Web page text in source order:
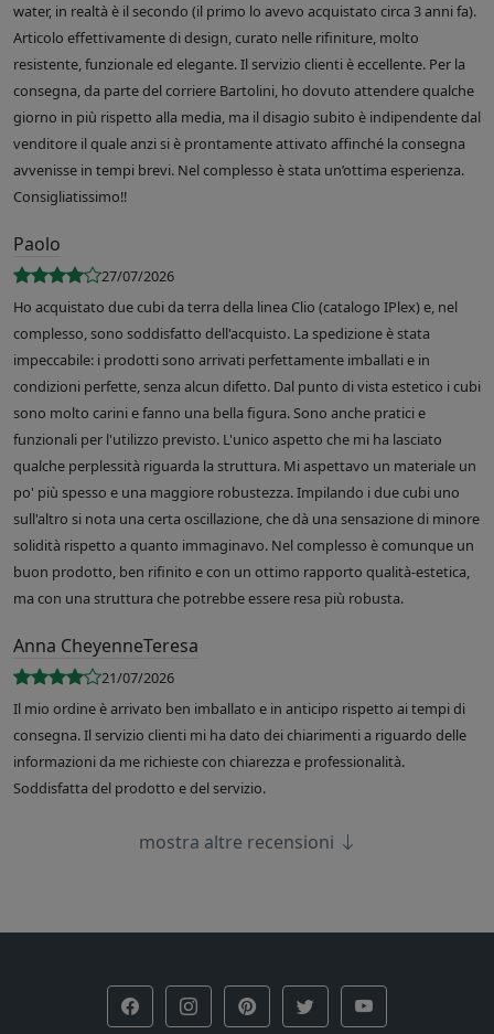
water, in realtà è il secondo (il primo lo avevo acquistato circa 3 anni fa).
Articolo effettivamente di design, curato nelle rifiniture, molto
resistente, funzionale ed elegante. Il servizio clienti è eccellente. Per la
consegna, da parte del corriere Bartolini, ho dovuto attendere qualche
giorno in più rispetto alla media, ma il disagio subito è indipendente dal
venditore il quale anzi si è prontamente attivato affinché la consegna
avvenisse in tempi brevi. Nel complesso è stata un’ottima esperienza.
Consigliatissimo!!
Paolo
27/07/2026
Ho acquistato due cubi da terra della linea Clio (catalogo IPlex) e, nel
complesso, sono soddisfatto dell'acquisto. La spedizione è stata
impeccabile: i prodotti sono arrivati perfettamente imballati e in
condizioni perfette, senza alcun difetto. Dal punto di vista estetico i cubi
sono molto carini e fanno una bella figura. Sono anche pratici e
funzionali per l'utilizzo previsto. L'unico aspetto che mi ha lasciato
qualche perplessità riguarda la struttura. Mi aspettavo un materiale un
po' più spesso e una maggiore robustezza. Impilando i due cubi uno
sull'altro si nota una certa oscillazione, che dà una sensazione di minore
solidità rispetto a quanto immaginavo. Nel complesso è comunque un
buon prodotto, ben rifinito e con un ottimo rapporto qualità-estetica,
ma con una struttura che potrebbe essere resa più robusta.
Anna CheyenneTeresa
21/07/2026
Il mio ordine è arrivato ben imballato e in anticipo rispetto ai tempi di
consegna. Il servizio clienti mi ha dato dei chiarimenti a riguardo delle
informazioni da me richieste con chiarezza e professionalità.
Soddisfatta del prodotto e del servizio.
mostra altre recensioni